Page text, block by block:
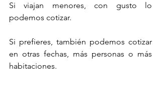
Si viajan menores, con gusto lo
podemos cotizar.
Si prefieres, también podemos cotizar
en otras fechas, más personas o más
habitaciones.